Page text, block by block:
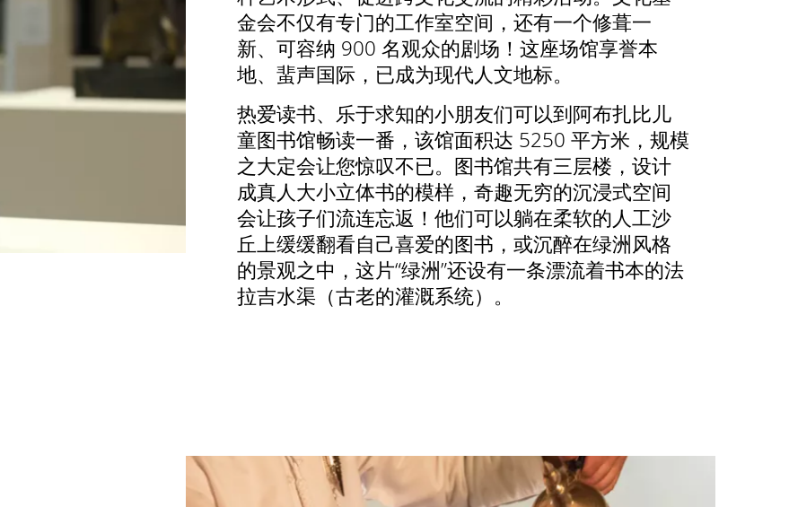
金会不仅有专门的工作室空间，还有一个修葺一
新、可容纳 900 名观众的剧场！这座场馆享誉本
地、蜚声国际，已成为现代人文地标。
热爱读书、乐于求知的小朋友们可以到阿布扎比儿
童图书馆畅读一番，该馆面积达 5250 平方米，规模
之大定会让您惊叹不已。图书馆共有三层楼，设计
成真人大小立体书的模样，奇趣无穷的沉浸式空间
会让孩子们流连忘返！他们可以躺在柔软的人工沙
丘上缓缓翻看自己喜爱的图书，或沉醉在绿洲风格
的景观之中，这片“绿洲”还设有一条漂流着书本的法
拉吉水渠（古老的灌溉系统）。